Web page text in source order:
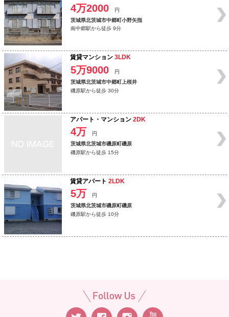
4万2000
円
茨城県北茨城市中郷町小野矢指
南中郷駅から徒歩 9分
賃貸マンション 3LDK
5万9000
円
茨城県北茨城市中郷町上桜井
磯原駅から徒歩 30分
アパート・マンション 2DK
4万
円
茨城県北茨城市磯原町磯原
磯原駅から徒歩 15分
賃貸アパート 2LDK
5万
円
茨城県北茨城市磯原町磯原
磯原駅から徒歩 10分